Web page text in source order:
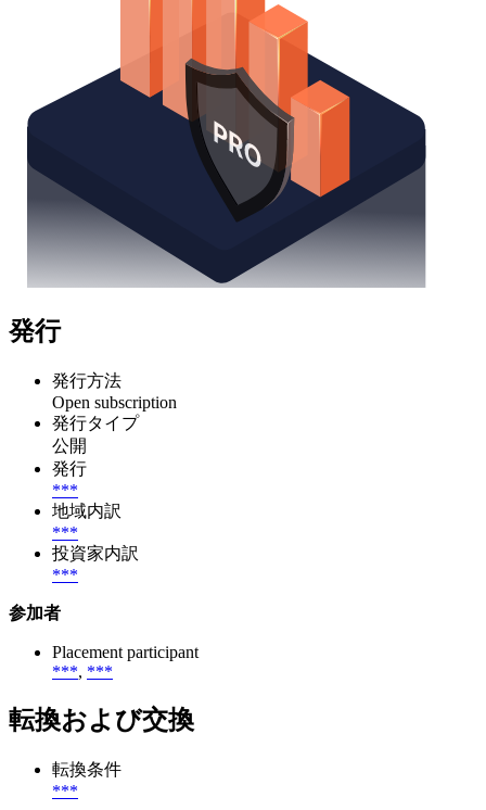
発行
発行方法
Open subscription
発行タイプ
公開
発行
***
地域内訳
***
投資家内訳
***
参加者
Placement participant
***, ***
転換および交換
転換条件
***